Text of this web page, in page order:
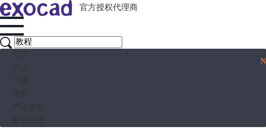
官方授权代理商